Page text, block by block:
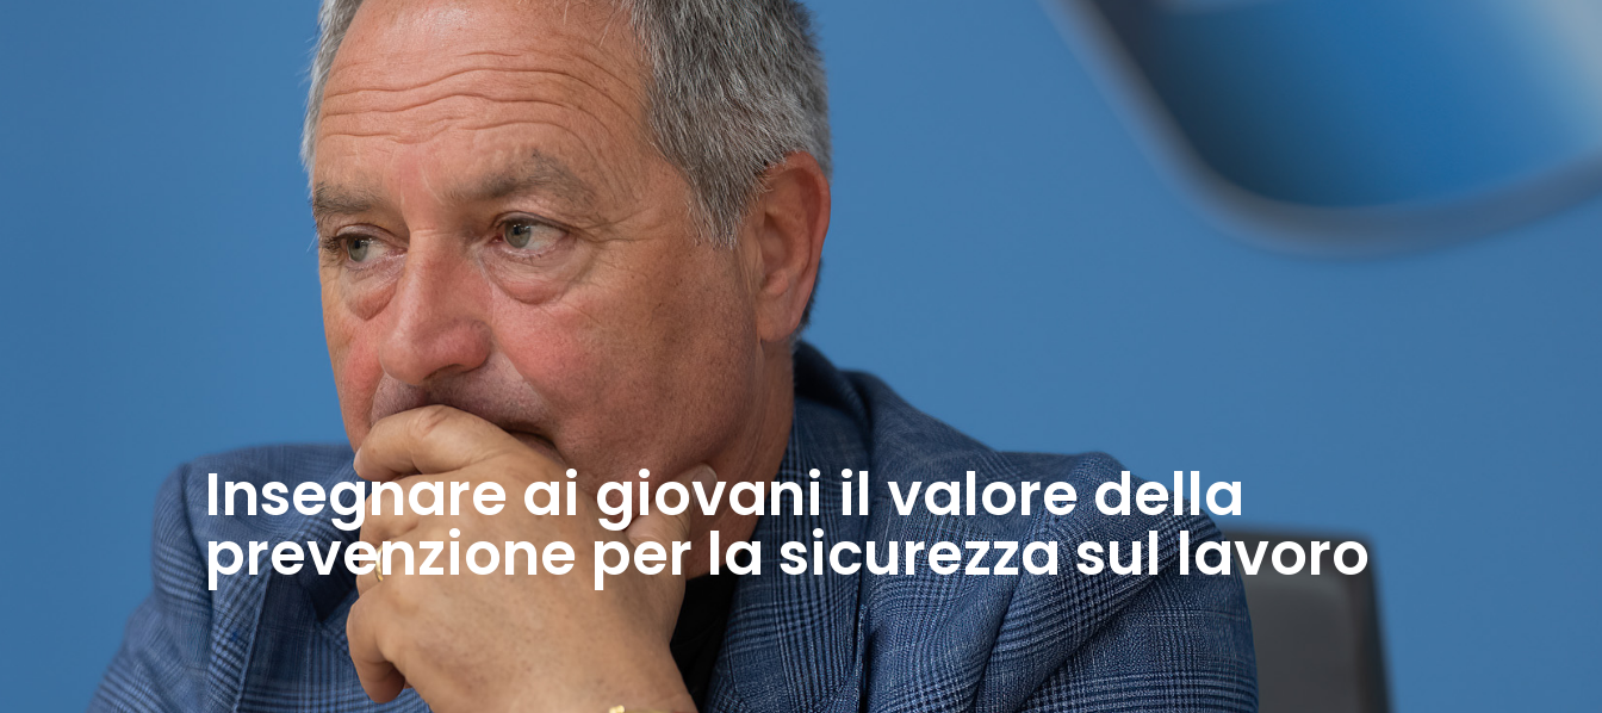
Insegnare ai giovani il valore della
prevenzione per la sicurezza sul lavoro